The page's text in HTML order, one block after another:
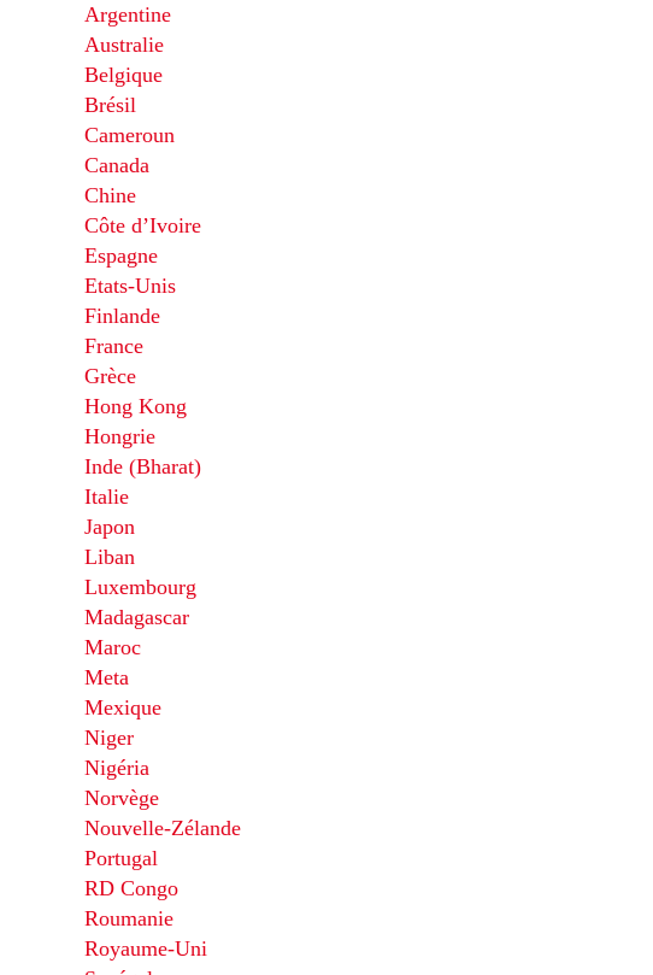
Argentine
Australie
Belgique
Brésil
Cameroun
Canada
Chine
Côte d’Ivoire
Espagne
Etats-Unis
Finlande
France
Grèce
Hong Kong
Hongrie
Inde (Bharat)
Italie
Japon
Liban
Luxembourg
Madagascar
Maroc
Meta
Mexique
Niger
Nigéria
Norvège
Nouvelle-Zélande
Portugal
RD Congo
Roumanie
Royaume-Uni